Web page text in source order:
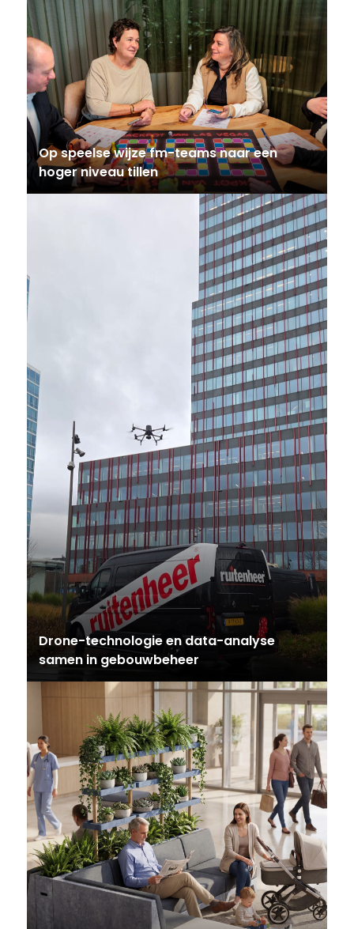
Op speelse wijze fm-teams naar een
hoger niveau tillen
Drone-technologie en data-analyse
samen in gebouwbeheer